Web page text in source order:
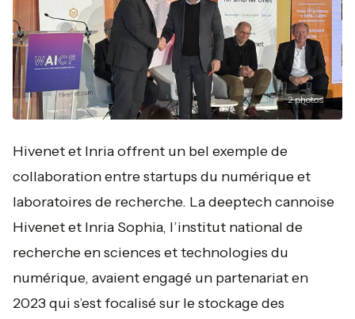
2photos
Hivenet et Inria offrent un bel exemple de
collaboration entre startups du numérique et
laboratoires de recherche. La deeptech cannoise
Hivenet et Inria Sophia, l’institut national de
recherche en sciences et technologies du
numérique, avaient engagé un partenariat en
2023 qui s’est focalisé sur le stockage des